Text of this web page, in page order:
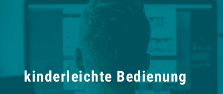
kinderleichte Bedienung